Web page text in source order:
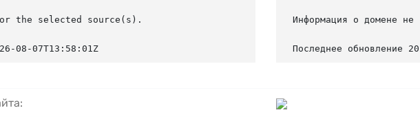
the selected source(s).
08-07T13:58:01Z
Информация о домене не
Последнее обновление